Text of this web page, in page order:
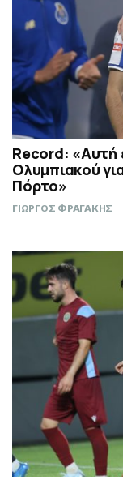
Record: «Αυτή
Ολυμπιακού
Πόρτο»
ΓΙΩΡΓΟΣ ΦΡΑΓΑΚΗΣ